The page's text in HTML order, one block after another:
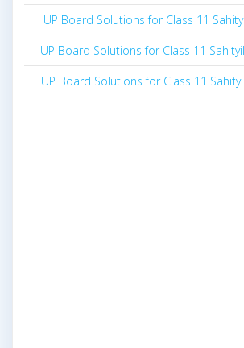
UP Board Solutions for Class 11
UP Board Solutions for Class 11
UP Board Solutions for Class 11